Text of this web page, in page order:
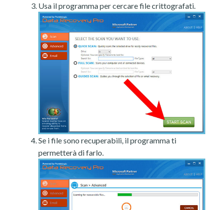
Usa il programma per cercare file crittografati.
Se i file sono recuperabili, il programma ti
permetterà di farlo.